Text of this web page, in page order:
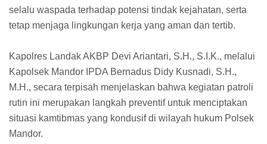
selalu waspada terhadap potensi tindak kejahatan, serta
tetap menjaga lingkungan kerja yang aman dan tertib.
Kapolres Landak AKBP Devi Ariantari, S.H., S.I.K., melalui
Kapolsek Mandor IPDA Bernadus Didy Kusnadi, S.H.,
M.H., secara terpisah menjelaskan bahwa kegiatan patroli
rutin ini merupakan langkah preventif untuk menciptakan
situasi kamtibmas yang kondusif di wilayah hukum Polsek
Mandor.